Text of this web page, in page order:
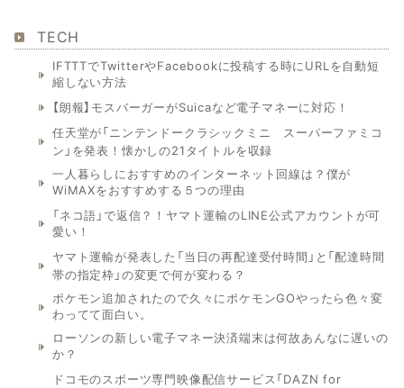
TECH
IFTTTでTwitterやFacebookに投稿する時にURLを自動短
縮しない方法
【朗報】モスバーガーがSuicaなど電子マネーに対応！
任天堂が「ニンテンドークラシックミニ スーパーファミコ
ン」を発表！懐かしの21タイトルを収録
一人暮らしにおすすめのインターネット回線は？僕が
WiMAXをおすすめする５つの理由
「ネコ語」で返信？！ヤマト運輸のLINE公式アカウントが可
愛い！
ヤマト運輸が発表した「当日の再配達受付時間」と「配達時間
帯の指定枠」の変更で何が変わる？
ポケモン追加されたので久々にポケモンGOやったら色々変
わってて面白い。
ローソンの新しい電子マネー決済端末は何故あんなに遅いの
か？
ドコモのスポーツ専門映像配信サービス「DAZN for